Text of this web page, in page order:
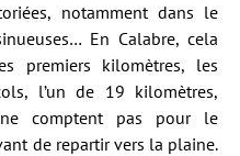
notamment dans le
En Calabre, cela
premiers kilomètres, les
l’un de 19 kilomètres,
comptent pas pour le
de repartir vers la plaine.